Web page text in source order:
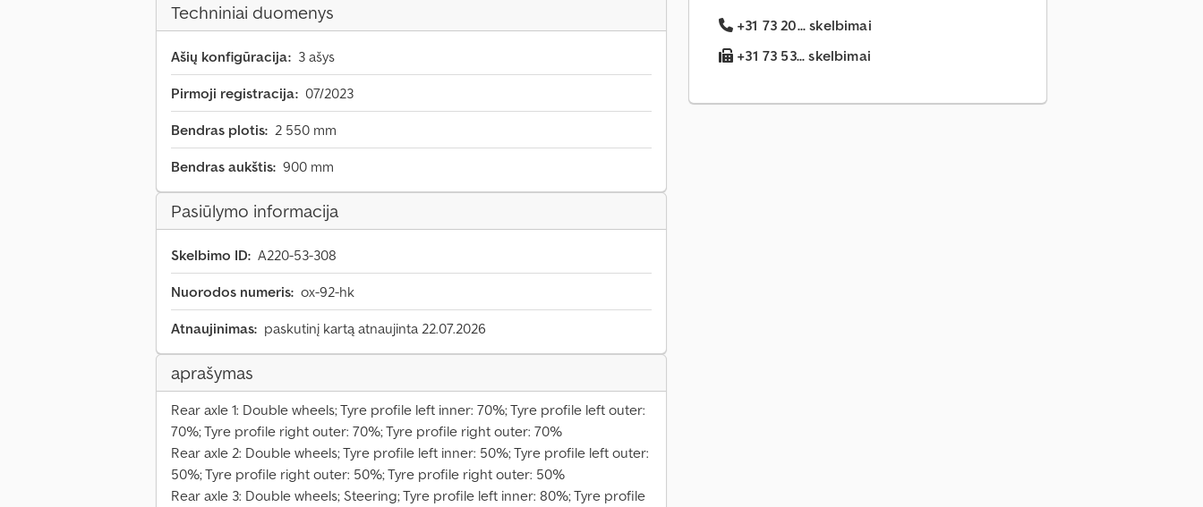
Techniniai duomenys
Ašių konfigūracija: 3 ašys
Pirmoji registracija: 07/2023
Bendras plotis: 2 550 mm
Bendras aukštis: 900 mm
Pasiūlymo informacija
Skelbimo ID: A220-53-308
Nuorodos numeris: ox-92-hk
Atnaujinimas: paskutinį kartą atnaujinta 22.07.2026
aprašymas
Rear axle 1: Double wheels; Tyre profile left inner: 70%; Tyre profile left outer:
70%; Tyre profile right outer: 70%; Tyre profile right outer: 70%
Rear axle 2: Double wheels; Tyre profile left inner: 50%; Tyre profile left outer:
50%; Tyre profile right outer: 50%; Tyre profile right outer: 50%
Rear axle 3: Double wheels; Steering; Tyre profile left inner: 80%; Tyre profile
+31 73 20... skelbimai
+31 73 53... skelbimai